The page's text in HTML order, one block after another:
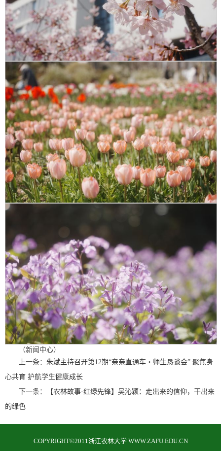
（新闻中心）
上一条： 朱斌主持召开第12期“亲亲直通车・师生恳谈会” 聚焦身
心共育 护航学生健康成长
下一条：
【农林故事·红绿先锋】吴沁颖：走出来的信仰，干出来
的绿色
COPYRIGHT©2011浙江农林大学 WWW.ZAFU.EDU.CN